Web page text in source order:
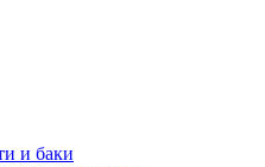
и баки